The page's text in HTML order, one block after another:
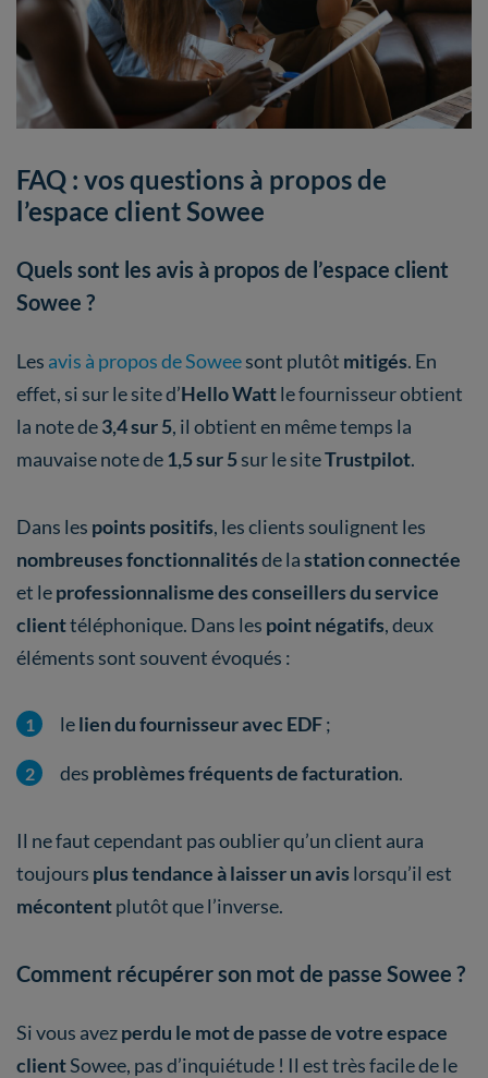
FAQ : vos questions à propos de
l’espace client Sowee
Quels sont les avis à propos de l’espace client
Sowee ?
Les avis à propos de Soweesont plutôt mitigés. En
effet, si sur le site d’Hello Wattle fournisseur obtient
la note de3,4 sur 5, il obtient en même temps la
mauvaise note de1,5 sur 5sur le siteTrustpilot.
Dans les points positifs, les clients soulignent les
nombreuses fonctionnalitésde lastation connectée
et leprofessionnalisme des conseillers du service
clienttéléphonique. Dans les point négatifs, deux
éléments sont souvent évoqués :
lelien du fournisseur avec EDF;
des problèmes fréquents de facturation.
Il ne faut cependant pas oublier qu’un client aura
toujours plus tendance à laisser un avis lorsqu’il est
mécontentplutôt que l’inverse.
Comment récupérer son mot de passe Sowee ?
Si vous avezperdu le mot de passe de votre espace
clientSowee, pas d’inquiétude ! Il est très facile de le